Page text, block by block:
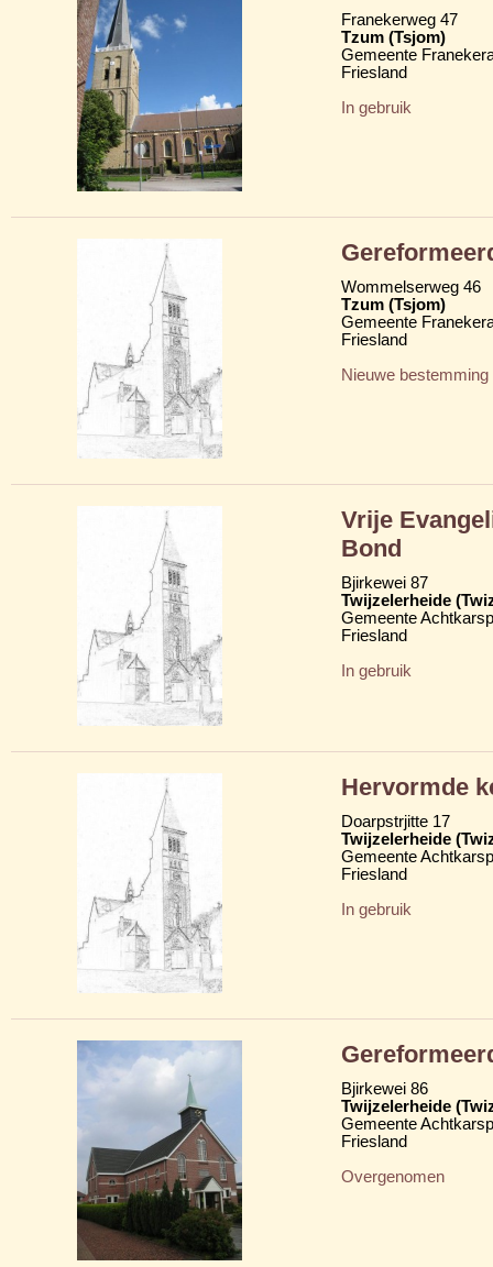
Franekerweg 47
Tzum (Tsjom)
Gemeente
Friesland
In gebruik
Wommelserweg 46
Tzum (Tsjom)
Gemeente
Friesland
Nieuwe bestemming
Vrije
Bond
Bjirkewei 87
Twijzelerheide
Gemeente
Friesland
In gebruik
Hervormde
Doarpstrjitte 17
Twijzelerheide
Gemeente
Friesland
In gebruik
Bjirkewei 86
Twijzelerheide
Gemeente
Friesland
Overgenomen